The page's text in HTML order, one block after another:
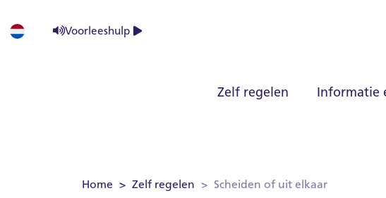
Sla menu over
Ga direct naar hoofdnavigatie
Ga direct naar footer
Voorleeshulp
Zelf regelen Informatie
Home Zelf regelen Scheiden of uit elkaar